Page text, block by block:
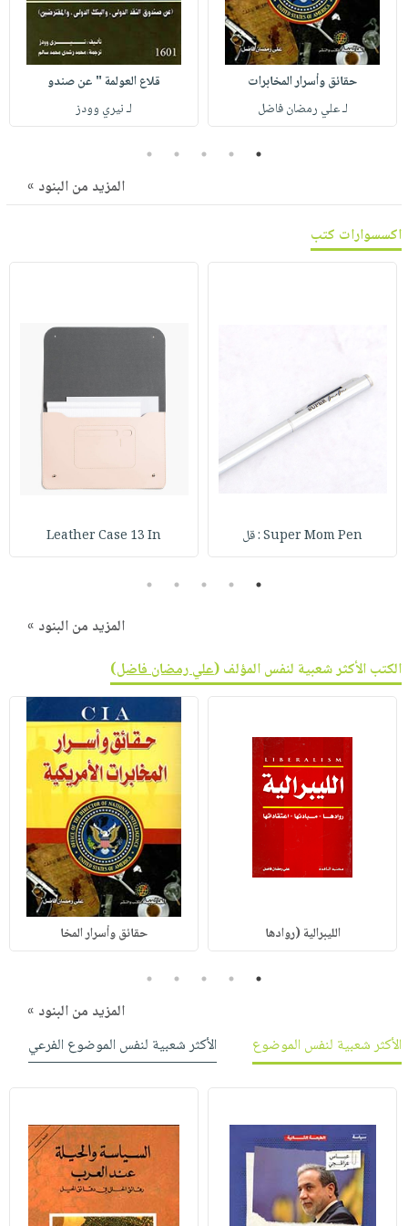
صابون
أطفال
مناسبات
فيديوهات
أسئلة
يتكرر
خدمات
انشر
كتابك
تواصل
عربة
التسوق
الإصدارات
حقائق وأسرار المخابرات
لـ علي رمضان فاضل
قلاع العولمة " عن صندو
لـ نيري وودز
1
2
3
4
5
المزيد من البنود »
اكسسوارات كتب
Super Mom Pen : قل Leather Case 13 In
1
2
3
4
5
المزيد من البنود »
الكتب الأكثر شعبية لنفس المؤلف (علي رمضان فاضل)
الليبرالية (روادها حقائق وأسرار المخا
1
2
3
4
5
المزيد من البنود »
الأكثر شعبية لنفس الموضوع
الأكثر شعبية لنفس الموضوع الفرعي